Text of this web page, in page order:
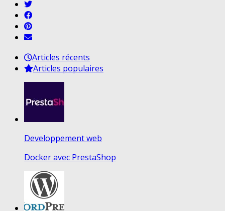
Articles récents
Articles populaires
Developpement web
Docker avec PrestaShop